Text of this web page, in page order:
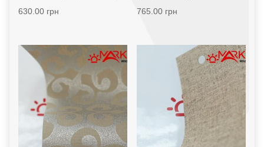
630.00грн 765.00грн